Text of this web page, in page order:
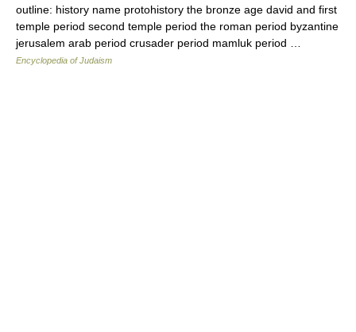
outline: history name protohistory the bronze age david and first
temple period second temple period the roman period byzantine
jerusalem arab period crusader period mamluk period …
Encyclopedia of Judaism